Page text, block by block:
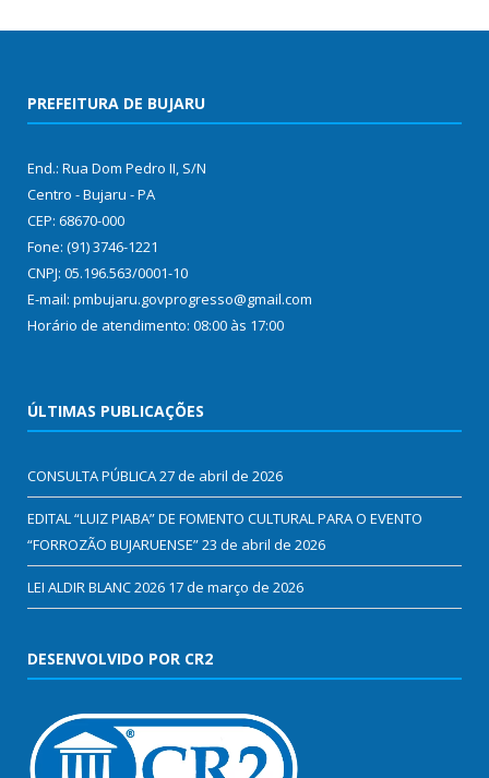
PREFEITURA DE BUJARU
End.: Rua Dom Pedro II, S/N
Centro - Bujaru - PA
CEP: 68670-000
Fone: (91) 3746-1221
CNPJ: 05.196.563/0001-10
E-mail: pmbujaru.govprogresso@gmail.com
Horário de atendimento: 08:00 às 17:00
ÚLTIMAS PUBLICAÇÕES
CONSULTA PÚBLICA27 de abril de 2026
EDITAL “LUIZ PIABA” DE FOMENTO CULTURAL PARA O EVENTO
“FORROZÃO BUJARUENSE”23 de abril de 2026
LEI ALDIR BLANC 2026 17 de março de 2026
DESENVOLVIDO POR CR2